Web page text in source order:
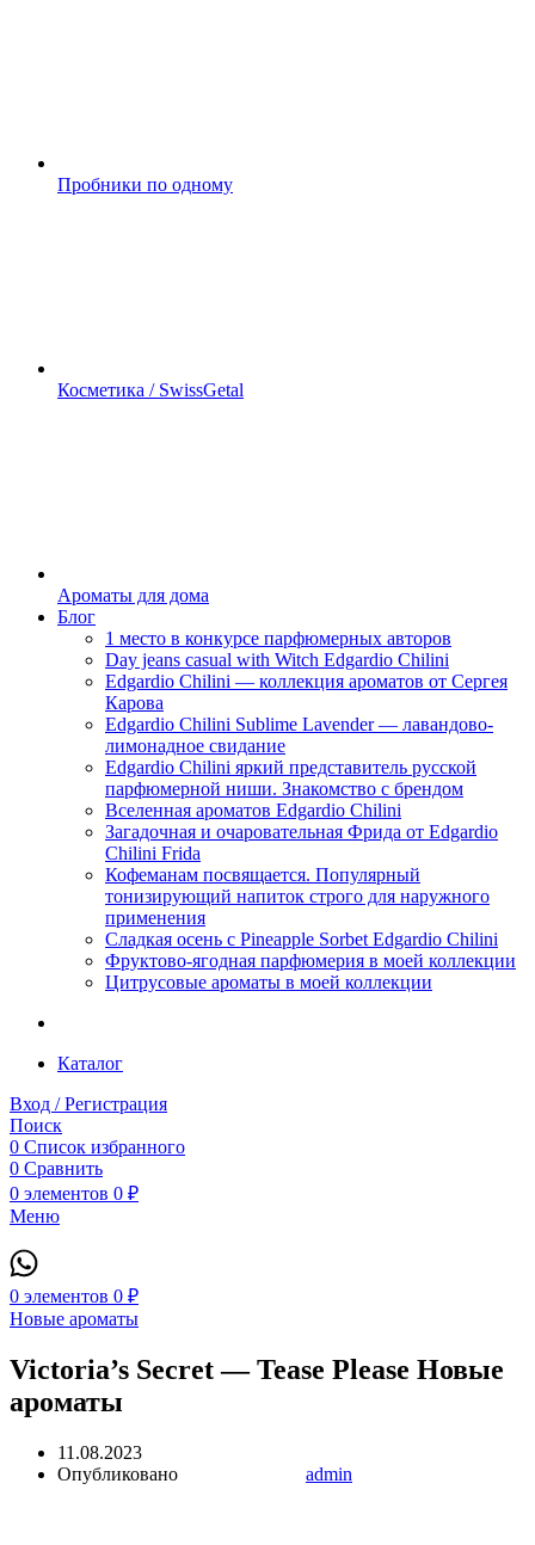
Пробники по одному
Косметика / SwissGetal
Ароматы для дома
Блог
1 место в конкурсе парфюмерных авторов
Day jeans casual with Witch Edgardio Chilini
Edgardio Chilini — коллекция ароматов от Сергея
Карова
Edgardio Chilini Sublime Lavender — лавандово-
лимонадное свидание
Edgardio Chilini яркий представитель русской
парфюмерной ниши. Знакомство с брендом
Вселенная ароматов Edgardio Chilini
Загадочная и очаровательная Фрида от Edgardio
Chilini Frida
Кофеманам посвящается. Популярный
тонизирующий напиток строго для наружного
применения
Сладкая осень с Pineapple Sorbet Edgardio Chilini
Фруктово-ягодная парфюмерия в моей коллекции
​Цитрусовые ароматы в моей коллекции
Каталог
Вход / Регистрация
Поиск
0 Список избранного
0 Сравнить
0 элементов 0 ₽
Меню
0 элементов 0 ₽
Новые ароматы
Victoria’s Secret — Tease Please Новые
ароматы
11.08.2023
Опубликовано
admin